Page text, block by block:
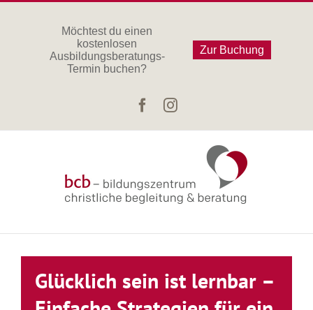
Möchtest du einen
kostenlosen
Ausbildungsberatungs-
Termin buchen?
Zur Buchung
FacebookInstagram
Glücklich sein ist lernbar –